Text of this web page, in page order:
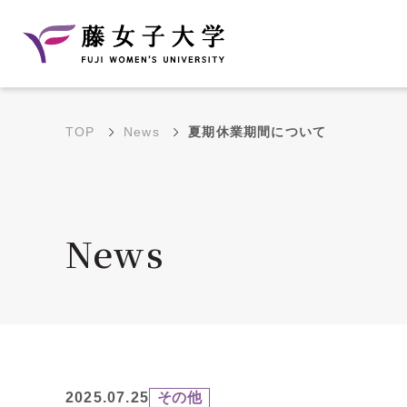
大学院の教育目的
花川キャンパス無料ス
TOP News 夏期休業期間について
News
2025.07.25 その他